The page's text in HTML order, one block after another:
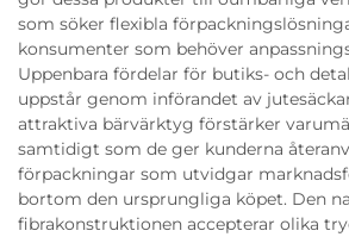
som söker flexibla
konsumenter som behöver
Uppenbara fördelar för butiks- och
uppstår genom införandet av
attraktiva bärvärktyg förstärker
samtidigt som de ger kunderna
förpackningar som utvidgar
bortom den ursprungliga köpet. Den
fibrakonstruktionen accepterar olika